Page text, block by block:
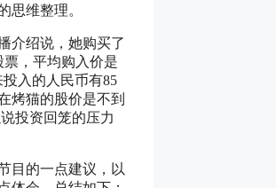
思维整理。
介绍说，她购买了
票，平均购入价是
投入的人民币有85
烤猫的股价是不到
投资回笼的压力
目的一点建议，以